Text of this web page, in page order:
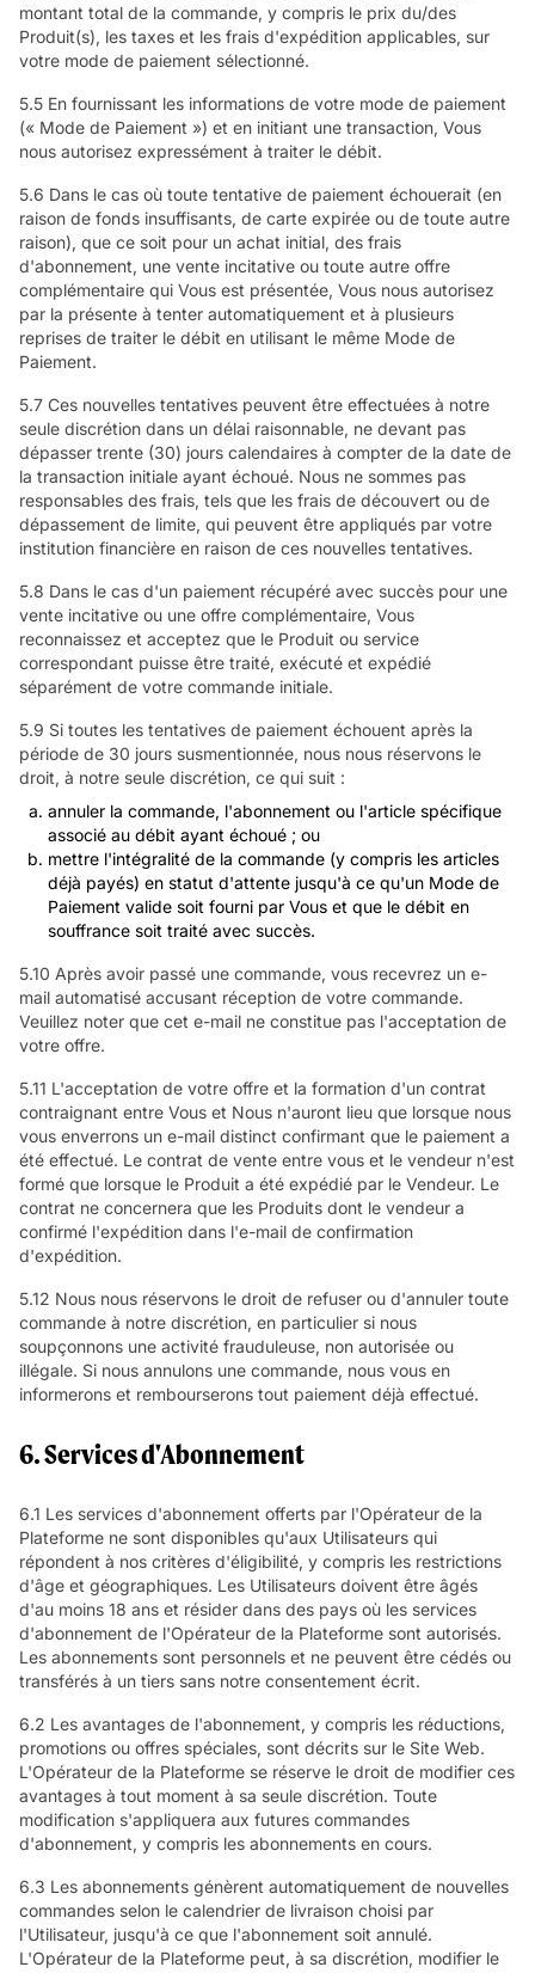
montant total de la commande, y compris le prix du/des
Produit(s), les taxes et les frais d'expédition applicables, sur
votre mode de paiement sélectionné.
5.5 En fournissant les informations de votre mode de paiement
(« Mode de Paiement ») et en initiant une transaction, Vous
nous autorisez expressément à traiter le débit.
5.6 Dans le cas où toute tentative de paiement échouerait (en
raison de fonds insuffisants, de carte expirée ou de toute autre
raison), que ce soit pour un achat initial, des frais
d'abonnement, une vente incitative ou toute autre offre
complémentaire qui Vous est présentée, Vous nous autorisez
par la présente à tenter automatiquement et à plusieurs
reprises de traiter le débit en utilisant le même Mode de
Paiement.
5.7 Ces nouvelles tentatives peuvent être effectuées à notre
seule discrétion dans un délai raisonnable, ne devant pas
dépasser trente (30) jours calendaires à compter de la date de
la transaction initiale ayant échoué. Nous ne sommes pas
responsables des frais, tels que les frais de découvert ou de
dépassement de limite, qui peuvent être appliqués par votre
institution financière en raison de ces nouvelles tentatives.
5.8 Dans le cas d'un paiement récupéré avec succès pour une
vente incitative ou une offre complémentaire, Vous
reconnaissez et acceptez que le Produit ou service
correspondant puisse être traité, exécuté et expédié
séparément de votre commande initiale.
5.9 Si toutes les tentatives de paiement échouent après la
période de 30 jours susmentionnée, nous nous réservons le
droit, à notre seule discrétion, ce qui suit :
annuler la commande, l'abonnement ou l'article spécifique
associé au débit ayant échoué ; ou
mettre l'intégralité de la commande (y compris les articles
déjà payés) en statut d'attente jusqu'à ce qu'un Mode de
Paiement valide soit fourni par Vous et que le débit en
souffrance soit traité avec succès.
5.10 Après avoir passé une commande, vous recevrez un e-
mail automatisé accusant réception de votre commande.
Veuillez noter que cet e-mail ne constitue pas l'acceptation de
votre offre.
5.11 L'acceptation de votre offre et la formation d'un contrat
contraignant entre Vous et Nous n'auront lieu que lorsque nous
vous enverrons un e-mail distinct confirmant que le paiement a
été effectué. Le contrat de vente entre vous et le vendeur n'est
formé que lorsque le Produit a été expédié par le Vendeur. Le
contrat ne concernera que les Produits dont le vendeur a
confirmé l'expédition dans l'e-mail de confirmation
d'expédition.
5.12 Nous nous réservons le droit de refuser ou d'annuler toute
commande à notre discrétion, en particulier si nous
soupçonnons une activité frauduleuse, non autorisée ou
illégale. Si nous annulons une commande, nous vous en
informerons et rembourserons tout paiement déjà effectué.
6. Services d'Abonnement
6.1 Les services d'abonnement offerts par l'Opérateur de la
Plateforme ne sont disponibles qu'aux Utilisateurs qui
répondent à nos critères d'éligibilité, y compris les restrictions
d'âge et géographiques. Les Utilisateurs doivent être âgés
d'au moins 18 ans et résider dans des pays où les services
d'abonnement de l'Opérateur de la Plateforme sont autorisés.
Les abonnements sont personnels et ne peuvent être cédés ou
transférés à un tiers sans notre consentement écrit.
6.2 Les avantages de l'abonnement, y compris les réductions,
promotions ou offres spéciales, sont décrits sur le Site Web.
L'Opérateur de la Plateforme se réserve le droit de modifier ces
avantages à tout moment à sa seule discrétion. Toute
modification s'appliquera aux futures commandes
d'abonnement, y compris les abonnements en cours.
6.3 Les abonnements génèrent automatiquement de nouvelles
commandes selon le calendrier de livraison choisi par
l'Utilisateur, jusqu'à ce que l'abonnement soit annulé.
L'Opérateur de la Plateforme peut, à sa discrétion, modifier le